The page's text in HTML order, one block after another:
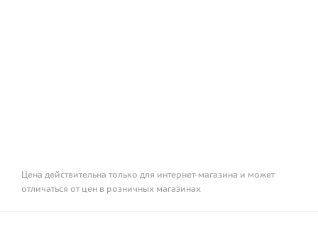
Цена действительна только для интернет-магазина и может
отличаться от цен в розничных магазинах